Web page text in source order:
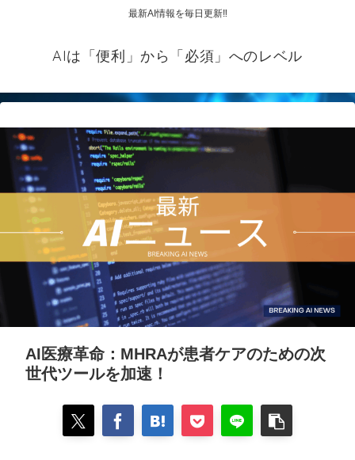
最新AI情報を毎日更新‼
AIは「便利」から「必須」へのレベル
AI医療革命：MHRAが患者ケアのための次
世代ツールを加速！